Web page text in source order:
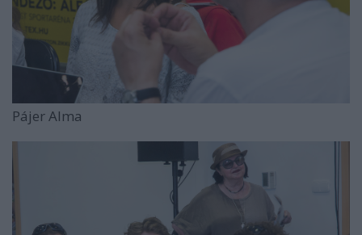
Pájer Alma